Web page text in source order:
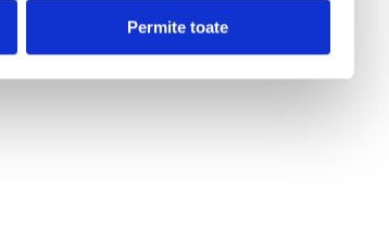
Permite toate